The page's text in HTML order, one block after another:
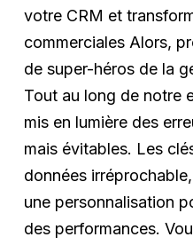
votre CRM et
commerciales Alors,
de super-héros de la
Tout au long de notre
mis en lumière des
mais évitables. Les
données
une personnalisation
des performances.